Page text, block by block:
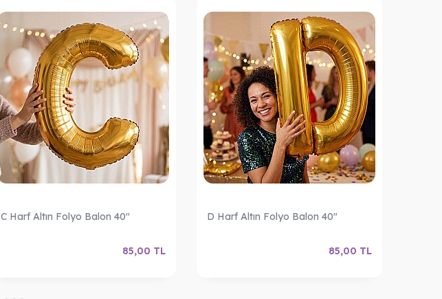
C Harf Altın Folyo Balon 40"
85,00 TL
D Harf Altın Folyo Balon 40"
85,00 TL